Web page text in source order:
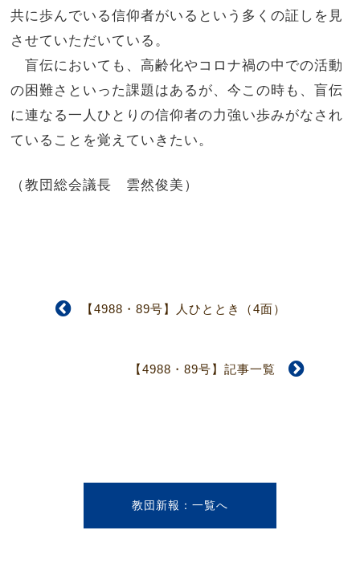
共に歩んでいる信仰者がいるという多くの証しを見
させていただいている。
盲伝においても、高齢化やコロナ禍の中での活動
の困難さといった課題はあるが、今この時も、盲伝
に連なる一人ひとりの信仰者の力強い歩みがなされ
ていることを覚えていきたい。
（教団総会議長 雲然俊美）
【4988・89号】人ひととき（4面）
【4988・89号】記事一覧
教団新報